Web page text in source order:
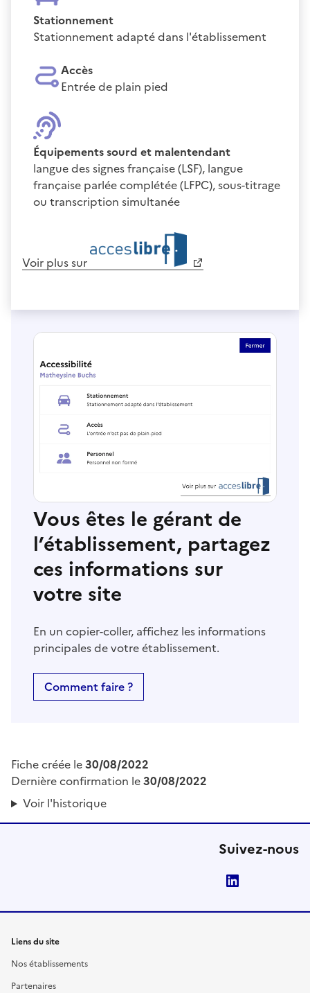
Stationnement
Stationnement adapté dans l'établissement
Accès
Entrée de plain pied
Équipements sourd et malentendant
langue des signes française (LSF), langue
française parlée complétée (LFPC), sous-titrage
ou transcription simultanée
Voir plus sur
Vous êtes le gérant de
l’établissement, partagez
ces informations sur
votre site
En un copier-coller, affichez les informations
principales de votre établissement.
Comment faire ?
Fiche créée le30/08/2022
Dernière confirmation le30/08/2022
Voir l'historique
Suivez-nous
Liens du site
Nos établissements
Partenaires